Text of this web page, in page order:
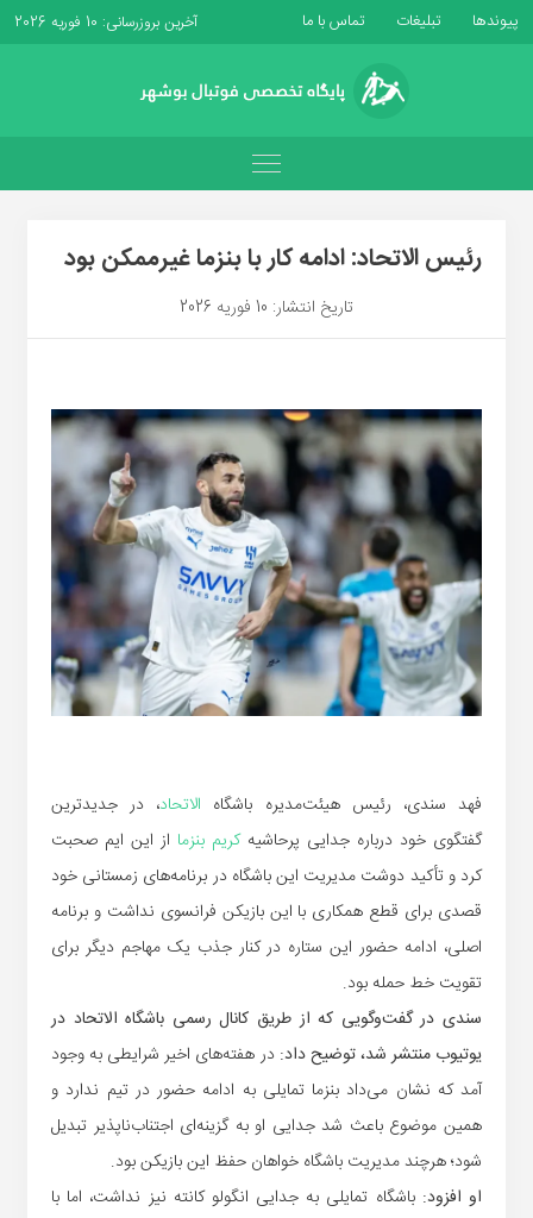
پیوندها تبلیغات تماس با ما آخرین بروزرسانی: 10 فوریه 2026
رئیس الاتحاد: ادامه کار با بنزما غیرممکن بود
تاریخ انتشار: 10 فوریه 2026
فهد سندی، رئیس هیئت‌مدیره باشگاه الاتحاد، در جدیدترین
گفتگوی خود درباره جدایی پرحاشیهکریم بنزما از این ایم صحبت
کرد و تأکید دوشت مدیریت این باشگاه در برنامه‌های زمستانی خود
قصدی برای قطع همکاری با این بازیکن فرانسوی نداشت و برنامه
اصلی، ادامه حضور این ستاره در کنار جذب یک مهاجم دیگر برای
تقویت خط حمله بود.
سندی در گفت‌وگویی که از طریق کانال رسمی باشگاه الاتحاد در
یوتیوب منتشر شد، توضیح داد: در هفته‌های اخیر شرایطی به وجود
آمد که نشان می‌داد بنزما تمایلی به ادامه حضور در تیم ندارد و
همین موضوع باعث شد جدایی او به گزینه‌ای اجتناب‌ناپذیر تبدیل
شود؛ هرچند مدیریت باشگاه خواهان حفظ این بازیکن بود.
او افزود: باشگاه تمایلی به جدایی انگولو کانته نیز نداشت، اما با